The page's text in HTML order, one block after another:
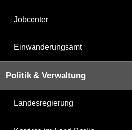
Jobcenter
Einwanderungsamt
Politik & Verwaltung
Landesregierung